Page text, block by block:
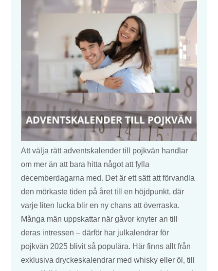
Att välja rätt adventskalender till pojkvän handlar
om mer än att bara hitta något att fylla
decemberdagarna med. Det är ett sätt att förvandla
den mörkaste tiden på året till en höjdpunkt, där
varje liten lucka blir en ny chans att överraska.
Många män uppskattar när gåvor knyter an till
deras intressen – därför har julkalendrar för
pojkvän 2025 blivit så populära. Här finns allt från
exklusiva dryckeskalendrar med whisky eller öl, till